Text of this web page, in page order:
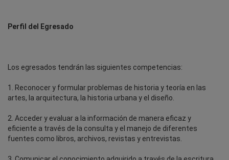
Perfil del Egresado
Los egresados tendrán las siguientes competencias:
1. Reconocer y formular problemas de historia y teoría en las
artes, la arquitectura, la historia urbana y el diseño.
2. Acceder y evaluar a la información de manera eficaz y
eficiente a través de la consulta y el manejo de diferentes
fuentes como libros, archivos, revistas y entrevistas.